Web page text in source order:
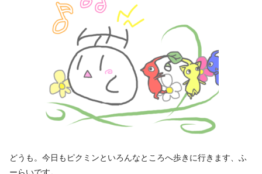
どうも。今日もピクミンといろんなところへ歩きに行きます、ふ
ーらいです。